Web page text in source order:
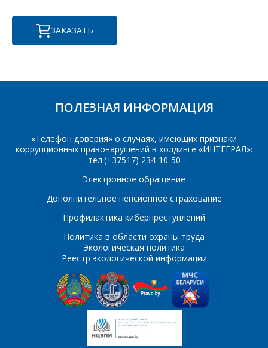
ЗАКАЗАТЬ
ПОЛЕЗНАЯ ИНФОРМАЦИЯ
«Телефон доверия» о случаях, имеющих признаки
коррупционных правонарушений в холдинге «ИНТЕГРАЛ»:
тел.(+37517) 234-10-50
Электронное обращение
Дополнительное пенсионное страхование
Профилактика киберпреступлений
Политика в области охраны труда
Экологическая политика
Реестр экологической информации
Укажите
интересующее Вас
изделие, и
сотрудники компании
и сроков поставки.
Фамилия Имя*
Организация *
Интересующий товар/
услуга, их количество
ВАШИ
ВОПРОСЫ
E-mail
Интересующий товар/
услуга
Сообщение